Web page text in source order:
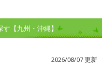
【九州・沖縄】
2026/08/07 更新